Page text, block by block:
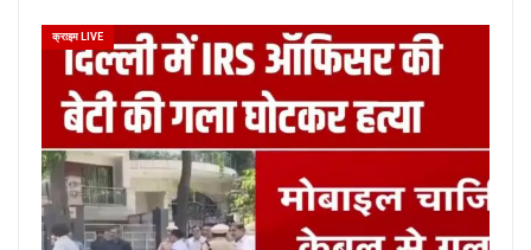
क्राइम LIVE